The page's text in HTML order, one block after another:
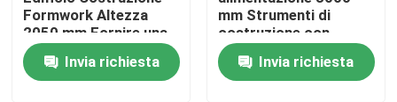
Prodotti
Formwork Altezza
2050 mm Fornire una
struttura robusta e
soluzioni di
assemblaggio sul sito
Invia richiesta
mm Strumenti di
costruzione con
dimensioni di
contorno 1860 860
1100 mm Adatti a
Invia richiesta